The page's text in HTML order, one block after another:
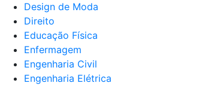
Design de Moda
Direito
Educação Física
Enfermagem
Engenharia Civil
Engenharia Elétrica